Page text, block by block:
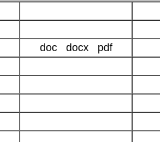
doc docx pdf